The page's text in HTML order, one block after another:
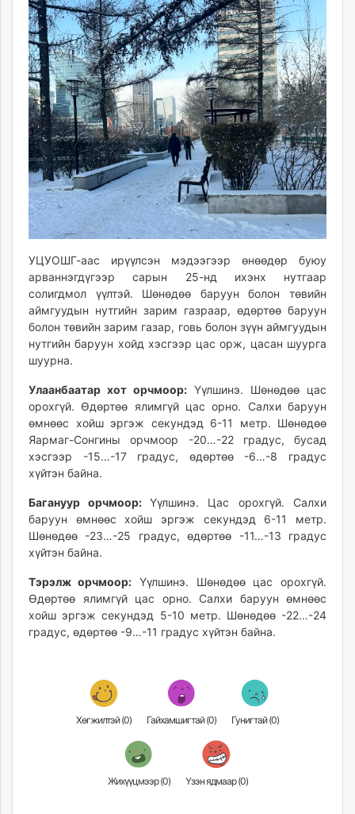
ikon.mn
mnb.mn
Livetv.mn
Eguur.mn
24tsag.mn
shuud.mn
eagle.mn
ergelt.mn
zarig.mn
today.mn
zuv.mn
mminfo.mn
urlag.mn
unen.mn
asu.mn
shudarga.mn
shuurhai.mn
unuudur.mn
isee.mn
mglradio.com
fact.mn
itoim.mn
tumen.mn
times.mn
tvmongolia.mn
mass.mn
assa.mn
toim.mn
tac.mn
УЦУОШГ-аас ирүүлсэн мэдээгээр өнөөдөр буюу
арваннэгдүгээр сарын 25-нд ихэнх нутгаар
солигдмол үүлтэй. Шөнөдөө баруун болон төвийн
аймгуудын нутгийн зарим газраар, өдөртөө баруун
болон төвийн зарим газар, говь болон зүүн аймгуудын
нутгийн баруун хойд хэсгээр цас орж, цасан шуурга
шуурна.
Улаанбаатар хот орчмоор: Үүлшинэ. Шөнөдөө цас
орохгүй. Өдөртөө ялимгүй цас орно. Салхи баруун
өмнөөс хойш эргэж секундэд 6-11 метр. Шөнөдөө
Яармаг-Сонгины орчмоор -20…-22 градус, бусад
хэсгээр -15…-17 градус, өдөртөө -6…-8 градус
хүйтэн байна.
Багануур орчмоор: Үүлшинэ. Цас орохгүй. Салхи
баруун өмнөөс хойш эргэж секундэд 6-11 метр.
Шөнөдөө -23…-25 градус, өдөртөө -11…-13 градус
хүйтэн байна.
Тэрэлж орчмоор: Үүлшинэ. Шөнөдөө цас орохгүй.
Өдөртөө ялимгүй цас орно. Салхи баруун өмнөөс
хойш эргэж секундэд 5-10 метр. Шөнөдөө -22…-24
градус, өдөртөө -9…-11 градус хүйтэн байна.
Хөгжилтэй (0) Гайхамшигтай (0) Гунигтай (0)
Жихүүцмээр (0) Үзэн ядмаар (0)